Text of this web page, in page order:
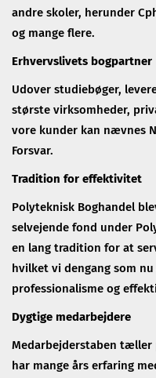
andre skoler, herunder
og mange flere.
Erhvervslivets bogpartner
Udover studiebøger,
største virksomheder,
vore kunder kan nævnes
Forsvar.
Tradition for effektivitet
Polyteknisk Boghandel
selvejende fond under
en lang tradition for at
hvilket vi dengang som
professionalisme og
Dygtige medarbejdere
Medarbejderstaben tæller
har mange års erfaring